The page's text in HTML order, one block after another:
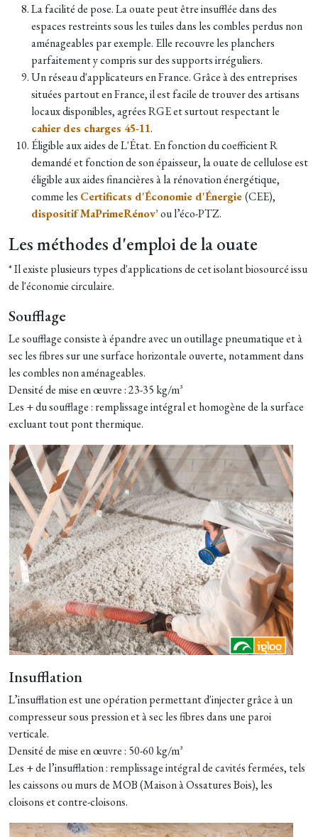
La facilité de pose. La ouate peut être insufflée dans des
espaces restreints sous les tuiles dans les combles perdus non
aménageables par exemple. Elle recouvre les planchers
parfaitement y compris sur des supports irréguliers.
Un réseau d'applicateurs en France. Grâce à des entreprises
situées partout en France, il est facile de trouver des artisans
locaux disponibles, agrées RGE et surtout respectant le
cahier des charges 45-11.
Éligible aux aides de L'État. En fonction du coefficient R
demandé et fonction de son épaisseur, la ouate de cellulose est
éligible aux aides financières à la rénovation énergétique,
comme les Certificats d'Économie d'Énergie(CEE),
dispositif MaPrimeRénov’ou l’éco-PTZ.
Les méthodes d'emploi de la ouate
* Il existe plusieurs types d'applications de cet isolant biosourcé issu
de l'économie circulaire.
Soufflage
Le soufflage consiste à épandre avec un outillage pneumatique et à
sec les fibres sur une surface horizontale ouverte, notamment dans
les combles non aménageables.
Densité de mise en œuvre : 23-35 kg/m³
Les + du soufflage : remplissage intégral et homogène de la surface
excluant tout pont thermique.
Insufflation
L’insufflation est une opération permettant d'injecter grâce à un
compresseur sous pression et à sec les fibres dans une paroi
verticale.
Densité de mise en œuvre : 50-60 kg/m³
Les + de l’insufflation : remplissage intégral de cavités fermées, tels
les caissons ou murs de MOB (Maison à Ossatures Bois), les
cloisons et contre-cloisons.